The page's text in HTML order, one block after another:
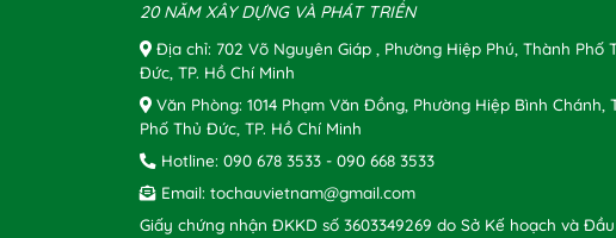
20 NĂM XÂY DỰNG VÀ PHÁT TRIỂN
Địa chỉ: 702 Võ Nguyên Giáp , Phường Hiệp Phú, Thành Phố
Đức, TP. Hồ Chí Minh
Văn Phòng: 1014 Phạm Văn Đồng, Phường Hiệp Bình Chánh,
Phố Thủ Đức, TP. Hồ Chí Minh
Hotline: 090 678 3533 - 090 668 3533
Email: tochauvietnam@gmail.com
Giấy chứng nhận ĐKKD số 3603349269 do Sở Kế hoạch và